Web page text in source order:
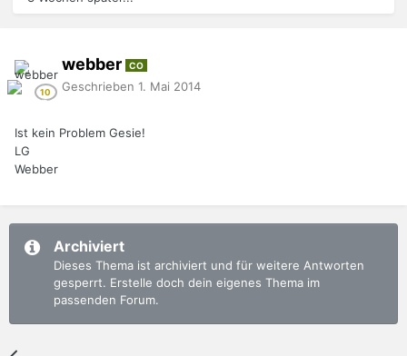
webber CO
Geschrieben 1. Mai 2014
Ist kein Problem Gesie!
LG
Webber
Archiviert
Dieses Thema ist archiviert und für weitere Antworten
gesperrt. Erstelle doch dein eigenes Thema im
passenden Forum.